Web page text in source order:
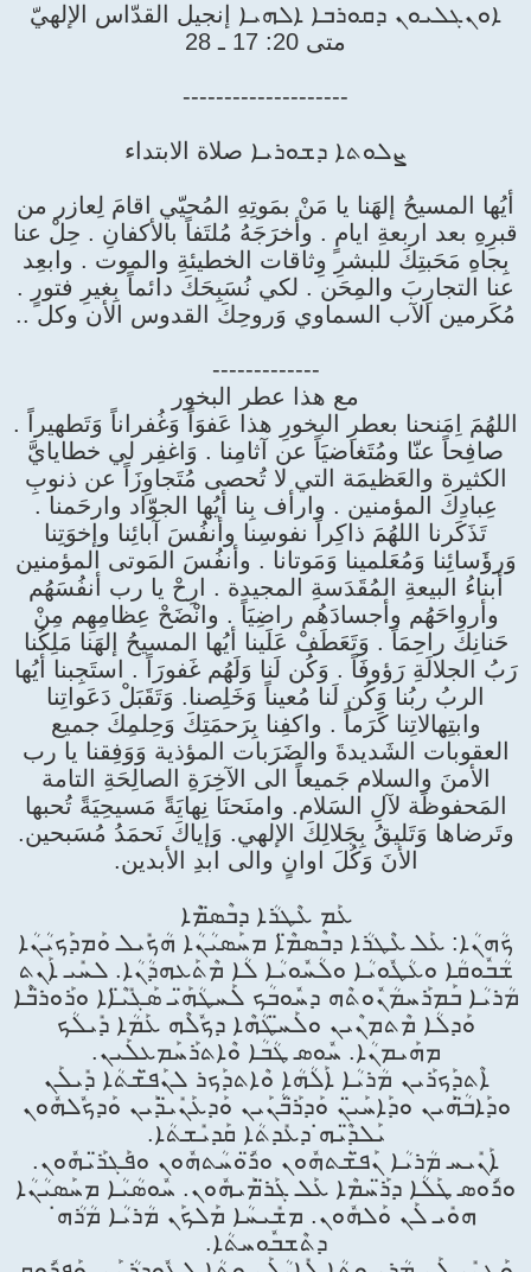
ܐܘܢܓܠܝܘܢ ܕܩܘܪܒܐ ܐܠܗܝܐ إنجيل القدّاس الإلهيّ
متى 20: 17 ـ 28
--------------------
ܨܠܘܬܐ ܕܫܘܪܝܐ صلاة الابتداء
أيُها المسيحُ إلهَنا يا مَنْ بمَوتِهِ المُحيّي اقامَ لِعازر من
قبرِهِ بعد اربعةِ ايامٍ . وأخرَجَهُ مُلتَفاً بالأكفانِ . حِلْ عنا
بِجاهِ مَحَبتِكَ للبشرِ وِثاقات الخطيئةِ والموت . وابعِد
عنا التجارِبَ والمِحَن . لكي نُسَبِحَكَ دائماً بِغيرِ فتورٍ .
مُكَرمين الآب السماوي وَروحِكَ القدوس الأن وكل ..
-------------
مع هذا عطر البخور
اللهُمَ اِمَنحنا بعطرِ البخورِ هذا عَفوَاً وَغُفراناً وَتَطهيراً .
صافِحاً عنّا ومُتَغاضيَاً عن آثامِنا . وَاغفِر لي خطايايَّ
الكثيرة والعَظيمَة التي لا تُحصى مُتَجاوِزَاً عن ذنوبِ
عِبادِكَ المؤمنين . وارأف بِنا أيُها الجوّاد وارحَمنا .
تَذَكَرنا اللهُمَ ذاكِراً نفوسِنا وأنفُسَ آبائِنا وإخوَتِنا
وَرؤَسائِنا وَمُعَلمينا وَمَوتانا . وأنفُسَ المَوتى المؤمنين
أبناءُ البيعةِ المُقَدَسةِ المجيدة . ارِحْ يا رب أنفُسَهُم
وأرواحَهُم وأجسادَهُم راضِيَاً . وانْضَحْ عِظامِهِم مِنْ
حَنانِكَ راحِمَاً . وَتَعَطَفْ عَلَينا أيُها المسيحُ إلهَنا مَلِكُنا
رَبُ الجلالَةِ رَؤوفَاً . وَكُن لَنا وَلَهُم غَفورَاً . استَجِبنا أيُها
الربُ ربُنا وَكُن لَنا مُعيناً وَخَلِصنا. وَتَقَبَلْ دَعَواتِنا
وابتِهالاتِنا كَرَماً . واكفِنا بِرَحمَتِكَ وَحِلمِكَ جميع
العقوبات الشَديدةَ والضَرَبات المؤذية وَوَفِقنا يا رب
الأمنَ والسلام جَميعاً الى الآخِرَةِ الصالِحَةِ التامة
المَحفوظَة لآلِ السَلام. وامنَحنَا نِهايَةً مَسيحِيَةً تُحبها
وتَرضاها وَتَليقُ بِجَلالِكَ الإلهي. وَإياكَ نَحمَدُ مُسَبحين.
الأنَ وَكُلَ اوانٍ والى ابدِ الأبدين.
ܥܰܡ ܥܶܛܪܳܐ ܕܒܶܣ̈ܡܶܐ
ܟܳܗܢܳܐ: ܥܰܠ ܥܶܛܪܳܐ ܕܒܶܣܡ̈ܶܐ ܡܚܰܣܝܳܢܳܐ ܗܳܟܺܝܠ ܘܰܡܕܰܟܝܳܢܳܐ
ܫܳܒܽܘܩܳܐ ܘܥܳܛܽܘܝܳܐ ܘܠܳܚܽܘܝܳܐ ܠܳܐ ܡܶܬܰܥܗܕܳܢܳܐ. ܠܚܺܝ ܐܰܢܬ
ܡܳܪܝܳܐ ܒܰܡܪܰܚܡܳܢܽܘܬܶܗ ܕܚܽܘܒܳܟ ܠܰܚܛܳܗ̈ܰܝ ܣܰܓܺܝ̈ܶܐܐ ܘܪܰܘܪ̈ܒܶܐ
ܘܰܕܠܳܐ ܡܶܬܡܢܶܝܢ ܘܠܰܚ̈ܛܳܗܶܐ ܕܟܽܠܶܗ ܥܰܡܳܐ ܕܺܝܠܳܟ
ܡܗܰܝܡܢܳܐ. ܚܽܘܣ ܛܳܒܳܐ ܘܶܐܬܪܰܚܰܡܥܠܰܝܢ.
ܐܶܬܕܰܟܪܰܝܢ ܡܳܪܝܳܐ ܐܰ‌ܠܳܗܳܐ ܘܶܐܬܕܰܟܪ ܠܢܰܦ̈ܫܳܬܳܐ ܕܺܝܠܰܢ
ܘܕܰܐܒ̈ܳܗܰܝܢ ܘܕܰܐܚܰܝ̈ܢ ܘܰܕܪ̈ܰܒܳܢܰܝܢ ܘܰܕܥܰܢܺܝ̈ܕܰܝܢ ܘܰܕܟܽܠܗܽܘܢ
ܝܰܠܕ̈ܶܝܗ̇ ܕܥܺܕܬܳܐ ܩܰܕܝܺܫܬܳܐ.
ܐܰܢܺܝܚ ܡܳܪܝܳܐ ܢܰܦ̈ܫܳܬܗܽܘܢ ܘܪ̈ܽܘܚܳܬܗܽܘܢ ܘܦܰܓܪ̈ܰܝܗܽܘܢ.
ܘܪܽܘܣ ܛܰܠܳܐ ܕܪ̈ܰܚܡܶܐ ܥܰܠ ܓܰܪ̈ܡܰܝܗܽܘܢ. ܚܽܘܣܳܝܳܐ ܡܚܰܣܝܳܢܳܐ
ܗܘܺܝ ܠܰܢ ܘܰܠܗܽܘܢ. ܡܫܺܝܚܳܐ ܡܰܠܟܰܢ ܡܳܪܝܳܐ ܡܳܪܳܗ̇
ܕܬܶܫܒܽܘܚܬܳܐ.